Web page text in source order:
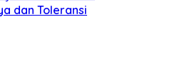
dan Toleransi